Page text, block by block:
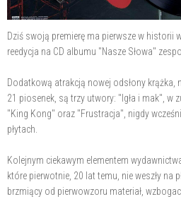
Dziś swoją premierę ma pierwsze w historii
reedycja na CD albumu "Nasze Słowa"
Dodatkową atrakcją nowej odsłony krążka,
21 piosenek, są trzy utwory: "Igła i mak", w
"King Kong" oraz "Frustracja", nigdy
płytach.
Kolejnym ciekawym elementem
które pierwotnie, 20 lat temu, nie weszły na
brzmiący od pierwowzoru materiał,